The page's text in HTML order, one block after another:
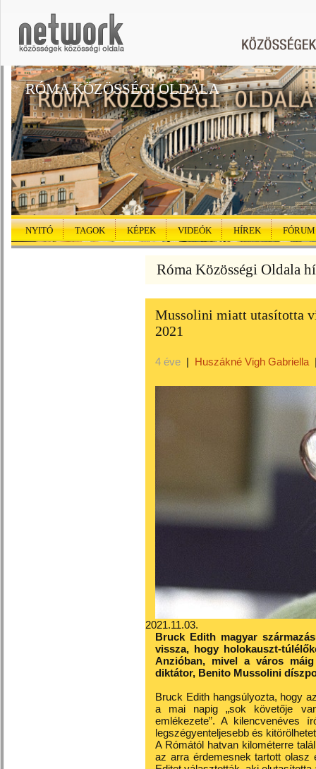
RÓMA KÖZÖSSÉGI OLDALA
NYITÓ TAGOK KÉPEK VIDEÓK HÍREK FÓRUM
Róma Közösségi Oldala
Mussolini miatt utasította
2021
4 éve | Huszákné Vigh Gabriella
2021.11.03.
Bruck Edith magyar
vissza, hogy holokauszt-
Anzióban, mivel a város
diktátor, Benito Mussolini
Bruck Edith hangsúlyozta, hogy
a mai napig „sok követője
emlékezete”. A kilencvenéves
legszégyenteljesebb és
A Rómától hatvan kilométerre
az arra érdemesnek tartott olasz